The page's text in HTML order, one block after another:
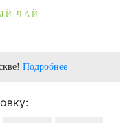
ЧАЙ
Подробнее